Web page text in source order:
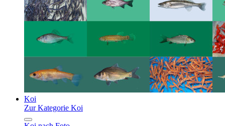
Koi
Zur Kategorie Koi